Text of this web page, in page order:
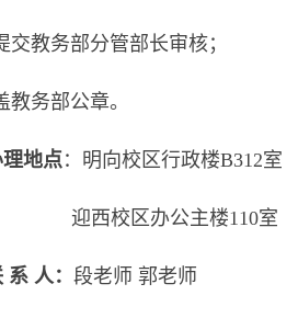
交教务部分管部长审核；
教务部公章。
地点：明向校区行政楼B312室
迎西校区办公主楼110室
系 人：段老师 郭老师